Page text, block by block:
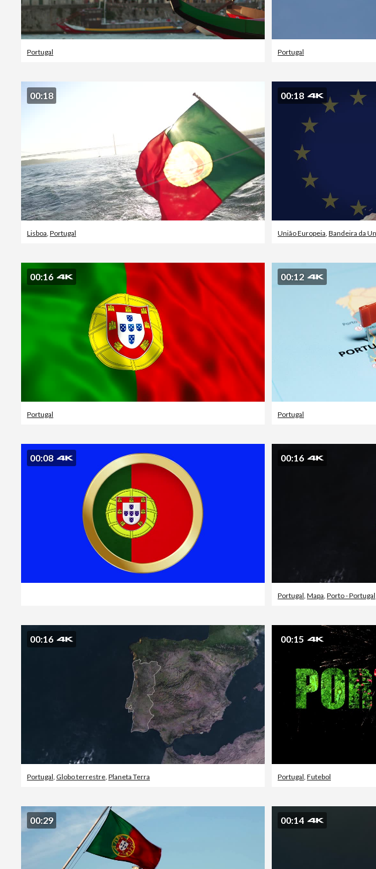
Portugal Portugal
00:18
Lisboa, Portugal
00:18
União Europeia, Bandeira da
00:16
Portugal
00:12
Portugal
00:08 00:16
Portugal, Mapa, Porto - Portugal
00:16
Portugal, Globo terrestre, Planeta Terra
00:15
Portugal, Futebol
00:29 00:14